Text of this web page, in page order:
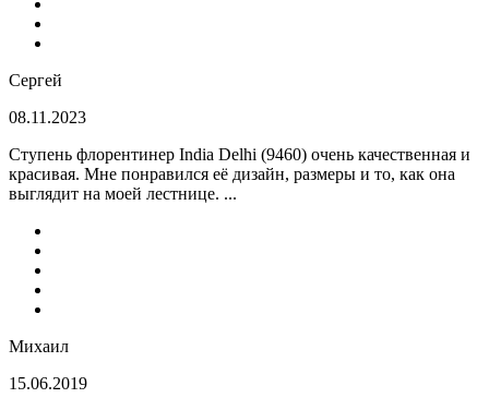
Сергей
08.11.2023
Ступень флорентинер India Delhi (9460) очень качественная и
красивая. Мне понравился её дизайн, размеры и то, как она
выглядит на моей лестнице. ...
Михаил
15.06.2019